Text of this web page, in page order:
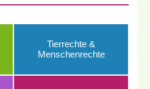
Tierrechte &
Menschenrechte